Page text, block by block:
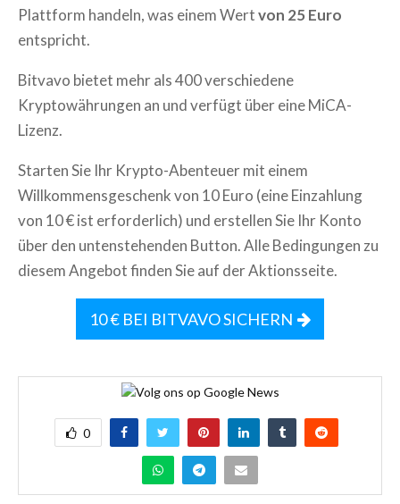
Plattform handeln, was einem Wertvon 25 Euro
entspricht.
Bitvavo bietet mehr als 400 verschiedene
Kryptowährungen an und verfügt über eine MiCA-
Lizenz.
Starten Sie Ihr Krypto-Abenteuer mit einem
Willkommensgeschenk von 10 Euro (eine Einzahlung
von 10 € ist erforderlich) und erstellen Sie Ihr Konto
über den untenstehenden Button. Alle Bedingungen zu
diesem Angebot finden Sie auf der Aktionsseite.
10 € BEI BITVAVO SICHERN
0